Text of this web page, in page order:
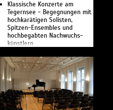
Klassische Konzerte am
Tegernsee - Begegnungen mit
hochkarätigen Solisten,
Spitzen-Ensem­bles und
hochbegabten Nach­wuchs­
künstlern